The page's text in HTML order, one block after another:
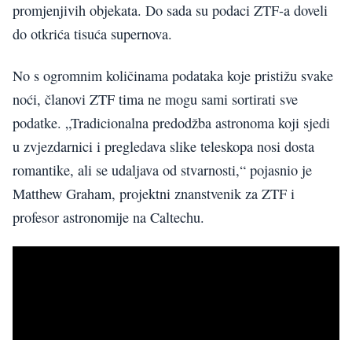
promjenjivih objekata. Do sada su podaci ZTF-a doveli
do otkrića tisuća supernova.
No s ogromnim količinama podataka koje pristižu svake
noći, članovi ZTF tima ne mogu sami sortirati sve
podatke. „Tradicionalna predodžba astronoma koji sjedi
u zvjezdarnici i pregledava slike teleskopa nosi dosta
romantike, ali se udaljava od stvarnosti,“ pojasnio je
Matthew Graham, projektni znanstvenik za ZTF i
profesor astronomije na Caltechu.